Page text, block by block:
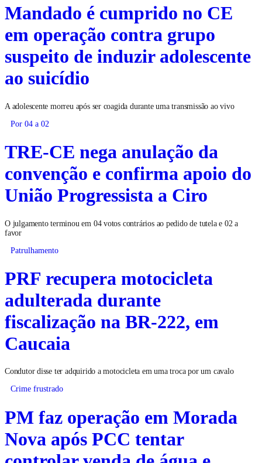
Mandado é cumprido no CE
em operação contra grupo
suspeito de induzir adolescente
ao suicídio
A adolescente morreu após ser coagida durante uma transmissão ao vivo
Por 04 a 02
TRE-CE nega anulação da
convenção e confirma apoio do
União Progressista a Ciro
O julgamento terminou em 04 votos contrários ao pedido de tutela e 02 a
favor
Patrulhamento
PRF recupera motocicleta
adulterada durante
fiscalização na BR-222, em
Caucaia
Condutor disse ter adquirido a motocicleta em uma troca por um cavalo
Crime frustrado
PM faz operação em Morada
Nova após PCC tentar